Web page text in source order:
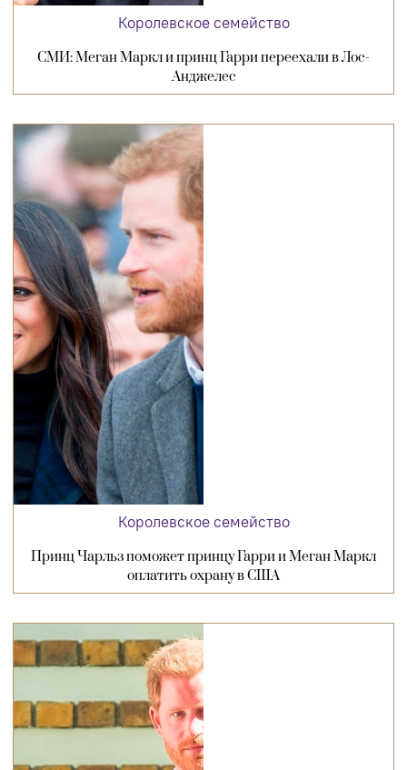
Королевское семейство
СМИ: Меган Маркл и принц Гарри переехали в Лос-
Анджелес
Королевское семейство
Принц Чарльз поможет принцу Гарри и Меган Маркл
оплатить охрану в США